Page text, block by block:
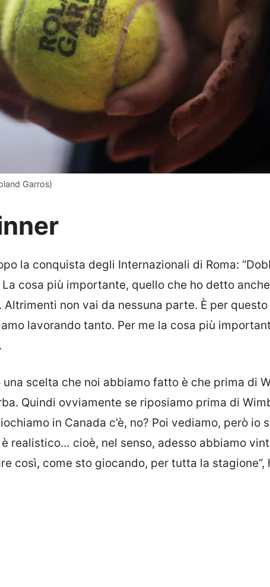
Garros)
la conquista degli Internazionali di Roma:
cosa più importante, quello che ho detto
non vai da nessuna parte. È per
lavorando tanto. Per me la cosa più
scelta che noi abbiamo fatto è che prima di
Quindi ovviamente se riposiamo prima di
in Canada c’è, no? Poi vediamo, però io
realistico… cioè, nel senso, adesso abbiamo
così, come sto giocando, per tutta la stagione”,